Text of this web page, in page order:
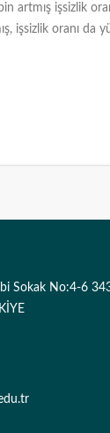
artmış işsizlik
işsizlik oranı da
Sokak No:4-6